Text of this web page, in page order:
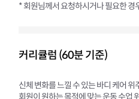
* 회원님께서 요청하시거나 필요한 경
커리큘럼 (60분 기준)
신체 변화를 느낄 수 있는 바디 케어
회원이 원하는 목적에 맞는 운동 수업